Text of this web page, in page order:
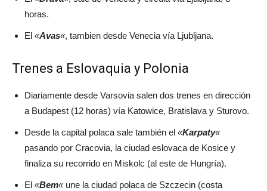
horas.
El «Avas«, tambien desde Venecia vía Ljubljana.
Trenes a Eslovaquia y Polonia
Diariamente desde Varsovia salen dos trenes en dirección
a Budapest (12 horas) vía Katowice, Bratislava y Sturovo.
Desde la capital polaca sale también el «Karpaty«
pasando por Cracovia, la ciudad eslovaca de Kosice y
finaliza su recorrido en Miskolc (al este de Hungría).
El «Bem«une la ciudad polaca de Szczecin (costa